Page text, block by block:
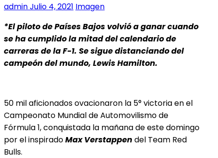
adminJulio 4, 2021 Imagen
*El piloto de Países Bajos volvió a ganar cuando
se ha cumplido la mitad del calendario de
carreras de la F-1. Se sigue distanciando del
campeón del mundo, Lewis Hamilton.
50 mil aficionados ovacionaron la 5° victoria en el
Campeonato Mundial de Automovilismo de
Fórmula 1, conquistada la mañana de este domingo
por el inspiradoMax Verstappen del Team Red
Bulls.